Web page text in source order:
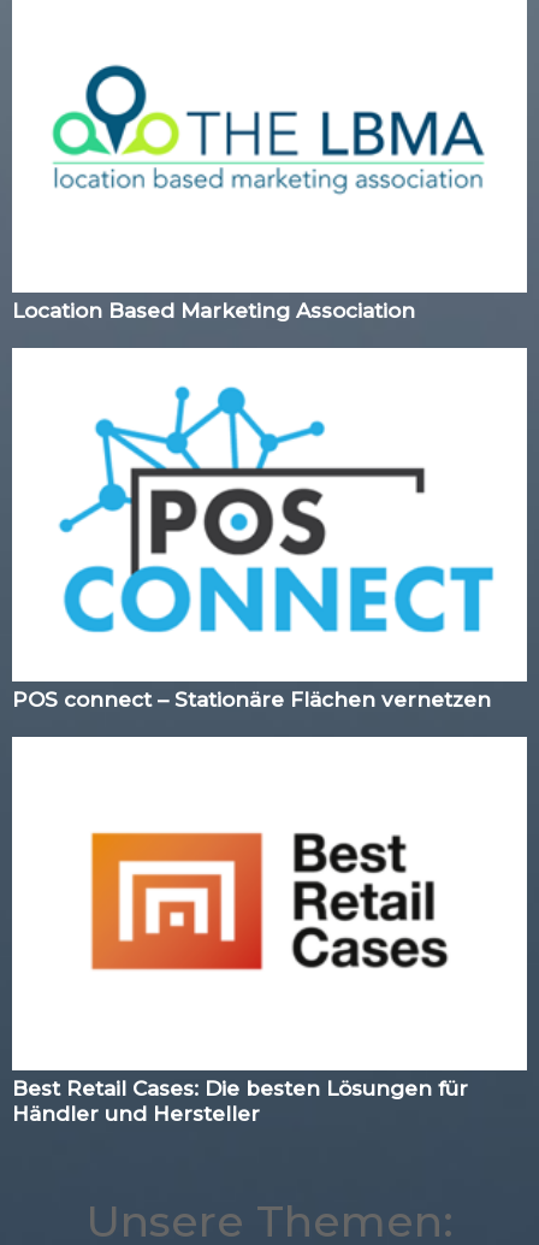
Location Based Marketing Association
POS connect – Stationäre Flächen vernetzen
Best Retail Cases: Die besten Lösungen für
Händler und Hersteller
Unsere Themen: